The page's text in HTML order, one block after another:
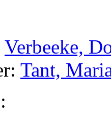
Verbeeke,
Tant,
: